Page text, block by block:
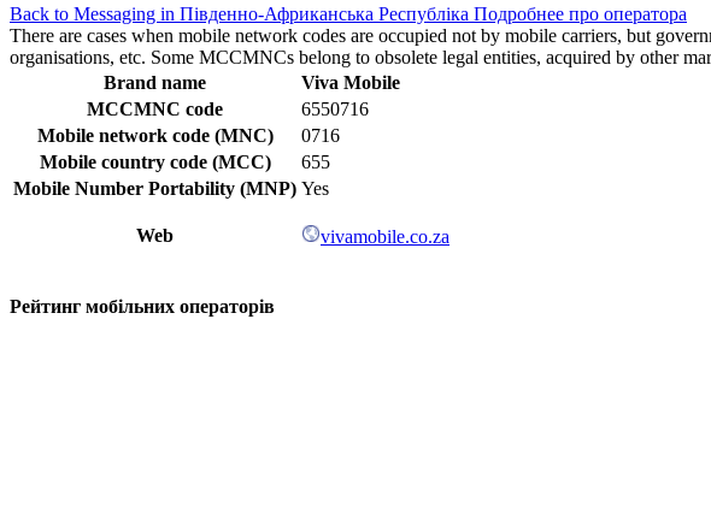
Back to Messaging in Південно-Африканська Республіка Подробнее про оператора
There are cases when mobile network codes are occupied not by mobile carriers, but
organisations, etc. Some MCCMNCs belong to obsolete legal entities, acquired by other
Brand name
Viva Mobile
MCCMNC code
6550716
Mobile network code (MNC)
0716
Mobile country code (MCC)
655
Mobile Number Portability (MNP) Yes
Web vivamobile.co.za
Рейтинг мобільних операторів